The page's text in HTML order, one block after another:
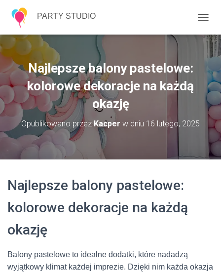
PARTY STUDIO
R
N
C
Najlepsze balony pastelowe:
kolorowe dekoracje na każdą
okazję
Opublikowano przezKacper w dniu 16 lutego, 2025
Najlepsze balony pastelowe:
kolorowe dekoracje na każdą
okazję
Balony pastelowe to idealne dodatki, które nadadzą
wyjątkowy klimat każdej imprezie. Dzięki nim każda okazja